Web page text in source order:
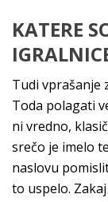
KATERE
Tudi vprašanje
Toda polagati
ni vredno,
srečo je imelo
naslovu
to uspelo.